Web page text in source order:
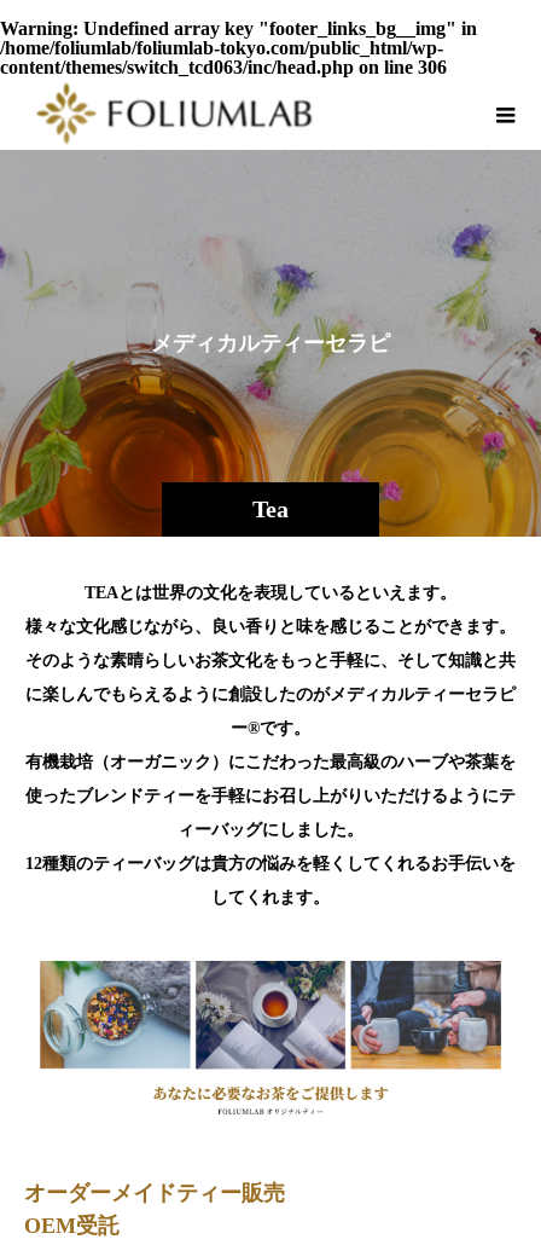
Warning: Undefined array key "footer_links_bg__img" in
/home/foliumlab/foliumlab-tokyo.com/public_html/wp-
content/themes/switch_tcd063/inc/head.php on line 306
Tea
メディカルティーセラピ ー
TEAとは世界の文化を表現しているといえます。
様々な文化感じながら、良い香りと味を感じることができます。
そのような素晴らしいお茶文化をもっと手軽に、そして知識と共
に楽しんでもらえるように創設したのがメディカルティーセラピ
ー®️です。
有機栽培（オーガニック）にこだわった最高級のハーブや茶葉を
使ったブレンドティーを手軽にお召し上がりいただけるようにテ
ィーバッグにしました。
12種類のティーバッグは貴方の悩みを軽くしてくれるお手伝いを
してくれます。
オーダーメイドティー販売
OEM受託